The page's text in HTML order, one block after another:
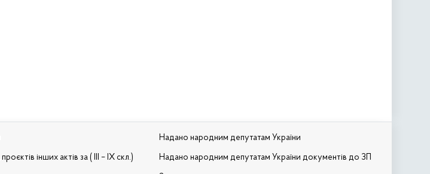
інших актів за ( III – IX скл.)
Надано народним депутатам України
Надано народним депутатам України документів до ЗП